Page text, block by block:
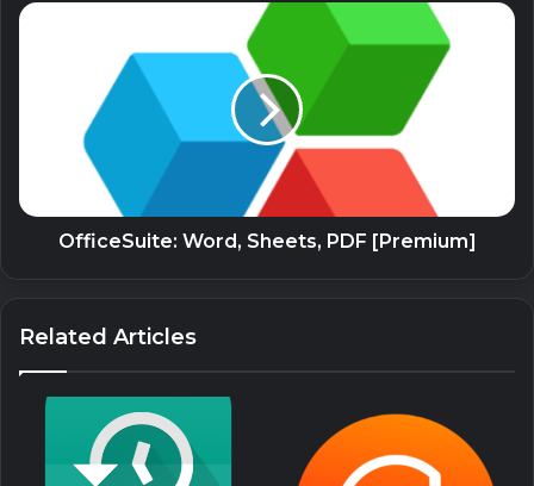
OfficeSuite: Word, Sheets, PDF [Premium]
Related Articles